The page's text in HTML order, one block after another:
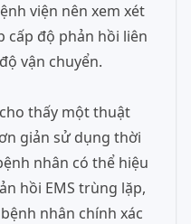
viện nên xem xét
cấp độ phản hồi liên
vận chuyển.
thấy một thuật
giản sử dụng thời
nhân có thể hiệu
hồi EMS trùng lặp,
nhân chính xác